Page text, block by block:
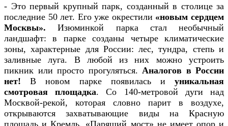
- Это первый крупный парк, созданный в столице за
последние 50 лет. Его уже окрестили «новым сердцем
Москвы». Изюминкой парка стал необычный
ландшафт: в парке созданы четыре климатические
зоны, характерные для России: лес, тундра, степь и
заливные луга. В любой из них можно устроить
пикник или просто прогуляться. Аналогов в России
нет!В новом парке появилась иуникальная
смотровая площадка. Со 140-метровой дуги над
Москвой-рекой, которая словно парит в воздухе,
открываются захватывающие виды на Красную
площадь и Кремль. «Парящий мост» не имеет опор и